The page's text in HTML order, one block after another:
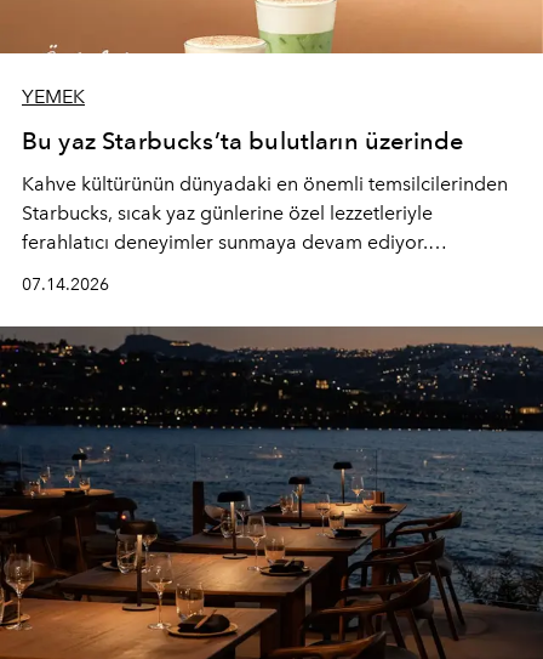
YEMEK
Bu yaz Starbucks’ta bulutların üzerinde
Kahve kültürünün dünyadaki en önemli temsilcilerinden
Starbucks, sıcak yaz günlerine özel lezzetleriyle
ferahlatıcı deneyimler sunmaya devam ediyor.
yepyeni Cloud Frappuccino® Blended Beverage çeşitleri
ve yiyecek alternatifleri yazın keyfine lezzet katıyor.
07.14.2026